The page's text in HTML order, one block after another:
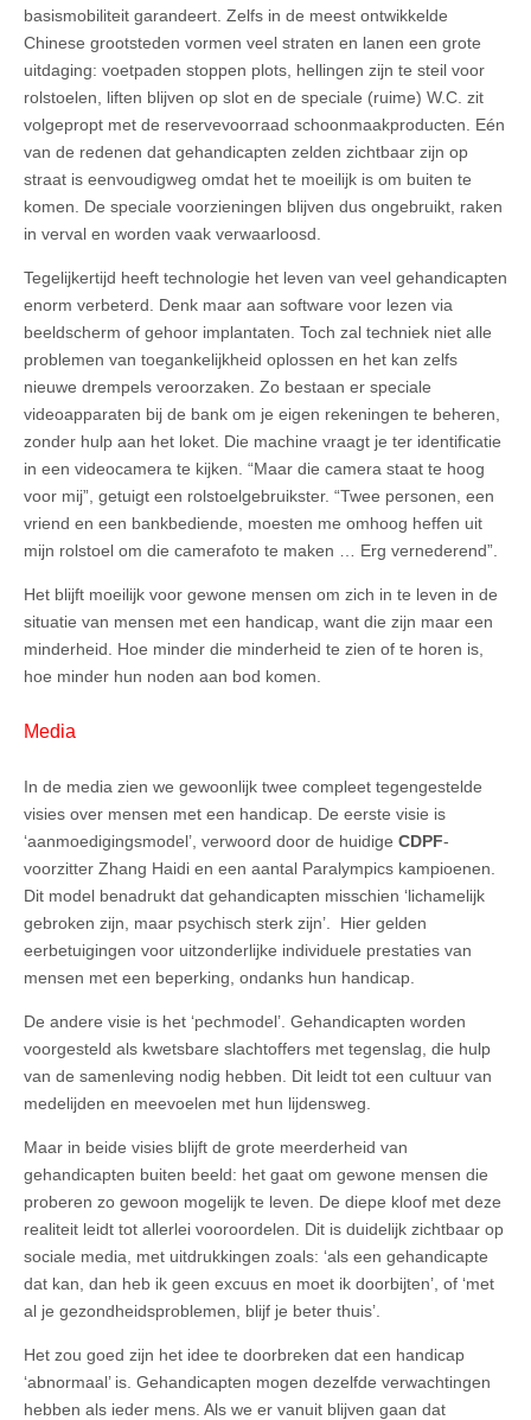
basismobiliteit garandeert. Zelfs in de meest ontwikkelde
Chinese grootsteden vormen veel straten en lanen een grote
uitdaging: voetpaden stoppen plots, hellingen zijn te steil voor
rolstoelen, liften blijven op slot en de speciale (ruime) W.C. zit
volgepropt met de reservevoorraad schoonmaakproducten. Eén
van de redenen dat gehandicapten zelden zichtbaar zijn op
straat is eenvoudigweg omdat het te moeilijk is om buiten te
komen. De speciale voorzieningen blijven dus ongebruikt, raken
in verval en worden vaak verwaarloosd.
Tegelijkertijd heeft technologie het leven van veel gehandicapten
enorm verbeterd. Denk maar aan software voor lezen via
beeldscherm of gehoor implantaten. Toch zal techniek niet alle
problemen van toegankelijkheid oplossen en het kan zelfs
nieuwe drempels veroorzaken. Zo bestaan er speciale
videoapparaten bij de bank om je eigen rekeningen te beheren,
zonder hulp aan het loket. Die machine vraagt je ter identificatie
in een videocamera te kijken. “Maar die camera staat te hoog
voor mij”, getuigt een rolstoelgebruikster. “Twee personen, een
vriend en een bankbediende, moesten me omhoog heffen uit
mijn rolstoel om die camerafoto te maken … Erg vernederend”.
Het blijft moeilijk voor gewone mensen om zich in te leven in de
situatie van mensen met een handicap, want die zijn maar een
minderheid. Hoe minder die minderheid te zien of te horen is,
hoe minder hun noden aan bod komen.
Media
In de media zien we gewoonlijk twee compleet tegengestelde
visies over mensen met een handicap. De eerste visie is
‘aanmoedigingsmodel’, verwoord door de huidige CDPF-
voorzitter Zhang Haidi en een aantal Paralympics kampioenen.
Dit model benadrukt dat gehandicapten misschien ‘lichamelijk
gebroken zijn, maar psychisch sterk zijn’. Hier gelden
eerbetuigingen voor uitzonderlijke individuele prestaties van
mensen met een beperking, ondanks hun handicap.
De andere visie is het ‘pechmodel’. Gehandicapten worden
voorgesteld als kwetsbare slachtoffers met tegenslag, die hulp
van de samenleving nodig hebben. Dit leidt tot een cultuur van
medelijden en meevoelen met hun lijdensweg.
Maar in beide visies blijft de grote meerderheid van
gehandicapten buiten beeld: het gaat om gewone mensen die
proberen zo gewoon mogelijk te leven. De diepe kloof met deze
realiteit leidt tot allerlei vooroordelen. Dit is duidelijk zichtbaar op
sociale media, met uitdrukkingen zoals: ‘als een gehandicapte
dat kan, dan heb ik geen excuus en moet ik doorbijten’, of ‘met
al je gezondheidsproblemen, blijf je beter thuis’.
Het zou goed zijn het idee te doorbreken dat een handicap
‘abnormaal’ is. Gehandicapten mogen dezelfde verwachtingen
hebben als ieder mens. Als we er vanuit blijven gaan dat